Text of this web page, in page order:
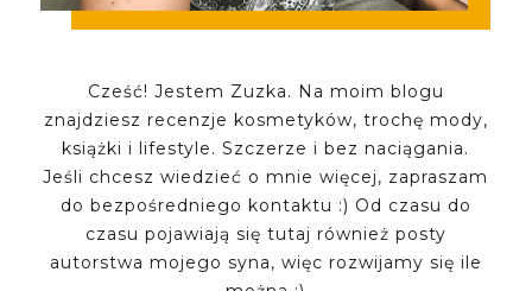
Cześć! Jestem Zuzka. Na moim blogu
znajdziesz recenzje kosmetyków, trochę mody,
książki i lifestyle. Szczerze i bez naciągania.
Jeśli chcesz wiedzieć o mnie więcej, zapraszam
do bezpośredniego kontaktu :) Od czasu do
czasu pojawiają się tutaj również posty
autorstwa mojego syna, więc rozwijamy się ile